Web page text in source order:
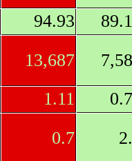
94.93
13,687
1.11
0.7